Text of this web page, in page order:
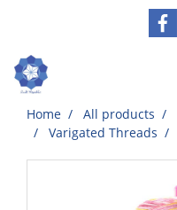
Home All products
Varigated Threads